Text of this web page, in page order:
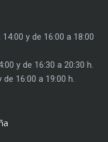
14:00 y de 16:00 a 18:00
y de 16:30 a 20:30 h.
de 16:00 a 19:00 h.